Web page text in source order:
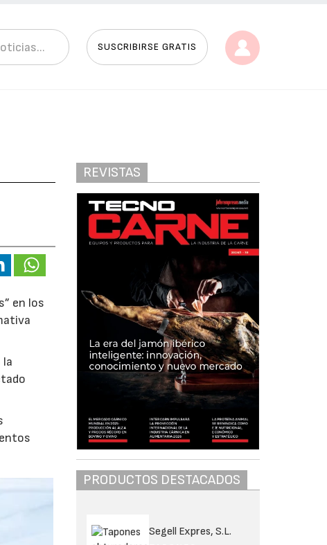
SUSCRIBIRSE GRATIS
en los
la
REVISTAS
PRODUCTOS DESTACADOS
Segell Expres, S.L.